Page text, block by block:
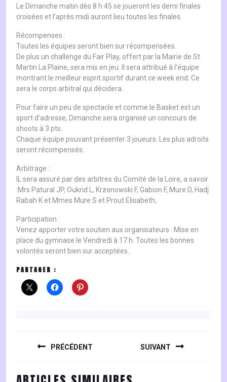
Le Dimanche matin dès 8 h 45 se joueront les demi finales
croisées et l’après midi auront lieu toutes les finales.
Récompenses :
Toutes les équipes seront bien sur récompensées.
De plus un challenge du Fair Play, offert par la Mairie de St
Martin La Plaine, sera mis en jeu. Il sera attribué à l’équipe
montrant le meilleur esprit sportif durant ce week end. Ce
sera le corps arbitral qui décidera.
Pour faire un peu de spectacle et comme le Basket est un
sport d’adresse, Dimanche sera organisé un concours de
shoots à 3 pts.
Chaque équipe pouvant présenter 3 joueurs. Les plus adroits
seront récompensés.
Arbitrage :
IL sera assuré par des arbitres du Comité de la Loire, a savoir
:Mrs Patural JP, Oukrid L, Krzonowski F, Gabion F, Mure D, Hadj
Rabah K et Mmes Mure S et Prout Elisabeth,
Participation :
Venez apporter votre soutien aux organisateurs : Mise en
place du gymnase le Vendredi à 17 h. Toutes les bonnes
volontés seront bien sur acceptées..
PARTAGER :
PRÉCÉDENT SUIVANT